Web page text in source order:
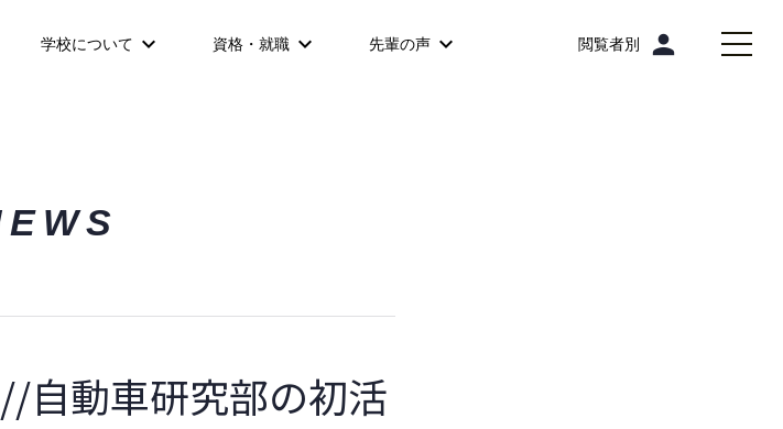
学校について 資格・就職 先輩の声 閲覧者別 person
自動車研究部の初活